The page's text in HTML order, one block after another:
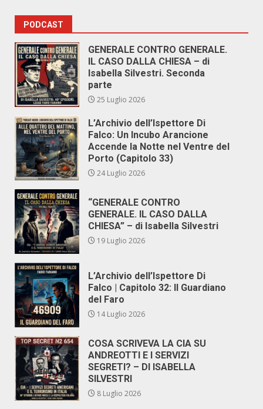
PODCAST
GENERALE CONTRO GENERALE.
IL CASO DALLA CHIESA – di
Isabella Silvestri. Seconda
parte
25 Luglio 2026
L’Archivio dell’Ispettore Di
Falco: Un Incubo Arancione
Accende la Notte nel Ventre del
Porto (Capitolo 33)
24 Luglio 2026
“GENERALE CONTRO
GENERALE. IL CASO DALLA
CHIESA” – di Isabella Silvestri
19 Luglio 2026
L’Archivio dell’Ispettore Di
Falco | Capitolo 32: Il Guardiano
del Faro
14 Luglio 2026
COSA SCRIVEVA LA CIA SU
ANDREOTTI E I SERVIZI
SEGRETI? – DI ISABELLA
SILVESTRI
8 Luglio 2026